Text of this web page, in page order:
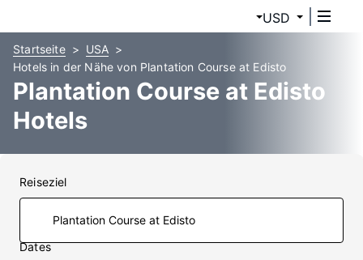
USD
Startseite
USA
Hotels in der Nähe von Plantation Course at Edisto
Plantation Course at Edisto
Hotels
Reiseziel
Dates